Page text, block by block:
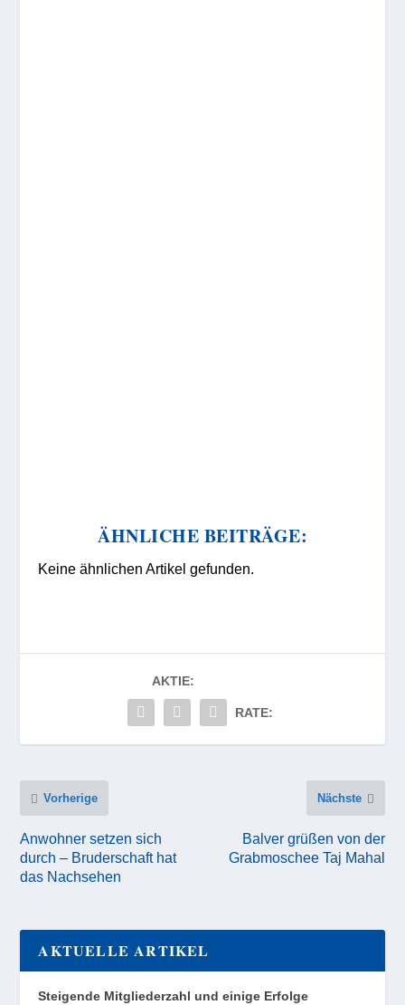
ÄHNLICHE BEITRÄGE:
Keine ähnlichen Artikel gefunden.
AKTIE:
RATE:
Vorherige
Anwohner setzen sich
durch – Bruderschaft hat
das Nachsehen
Nächste
Balver grüßen von der
Grabmoschee Taj Mahal
AKTUELLE ARTIKEL
Steigende Mitgliederzahl und einige Erfolge